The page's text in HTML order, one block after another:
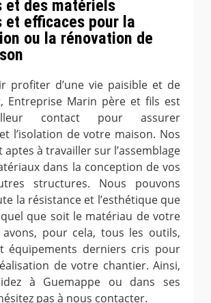
et des matériels
et efficaces pour la
ou la rénovation de
profiter d’une vie paisible et de
Entreprise Marin père et fils est
contact pour assurer
l’isolation de votre maison. Nos
aptes à travailler sur l’assemblage
dans la conception de vos
structures. Nous pouvons
la résistance et l’esthétique que
que soit le matériau de votre
avons, pour cela, tous les outils,
équipements derniers cris pour
de votre chantier. Ainsi,
à Guemappe ou dans ses
pas à nous contacter.